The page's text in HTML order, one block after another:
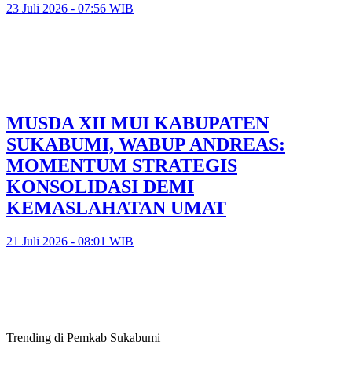
23 Juli 2026 - 07:56 WIB
MUSDA XII MUI KABUPATEN
SUKABUMI, WABUP ANDREAS:
MOMENTUM STRATEGIS
KONSOLIDASI DEMI
KEMASLAHATAN UMAT
21 Juli 2026 - 08:01 WIB
Trending di Pemkab Sukabumi